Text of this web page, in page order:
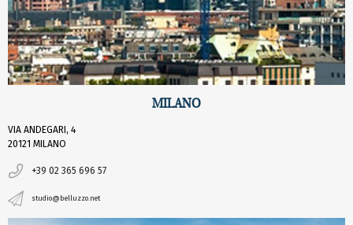
MILANO
VIA ANDEGARI, 4
20121 MILANO
+39 02 365 696 57
studio@belluzzo.net